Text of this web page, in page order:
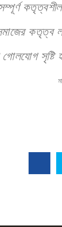
কতৃত্ব
গোলযোগ